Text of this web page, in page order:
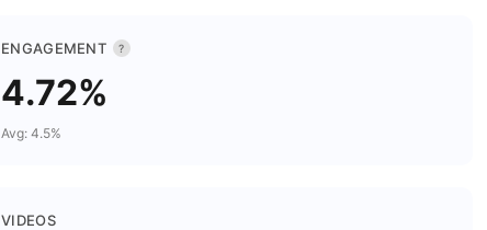
ENGAGEMENT ?
4.72%
Avg: 4.5%
VIDEOS